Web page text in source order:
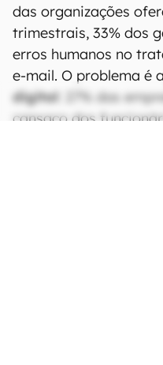
das organizações
trimestrais, 33% dos
erros humanos no
e-mail. O problema é
digital : 27% das
cansaço dos